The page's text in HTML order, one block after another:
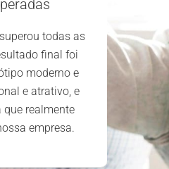
todas as
final foi
moderno e
e atrativo, e
realmente
empresa.